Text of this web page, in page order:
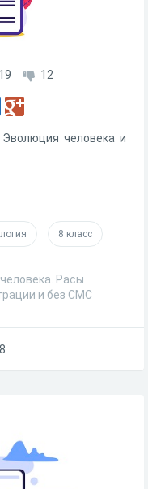
19 12
человека и
8 класс
Расы
и без СМС
8